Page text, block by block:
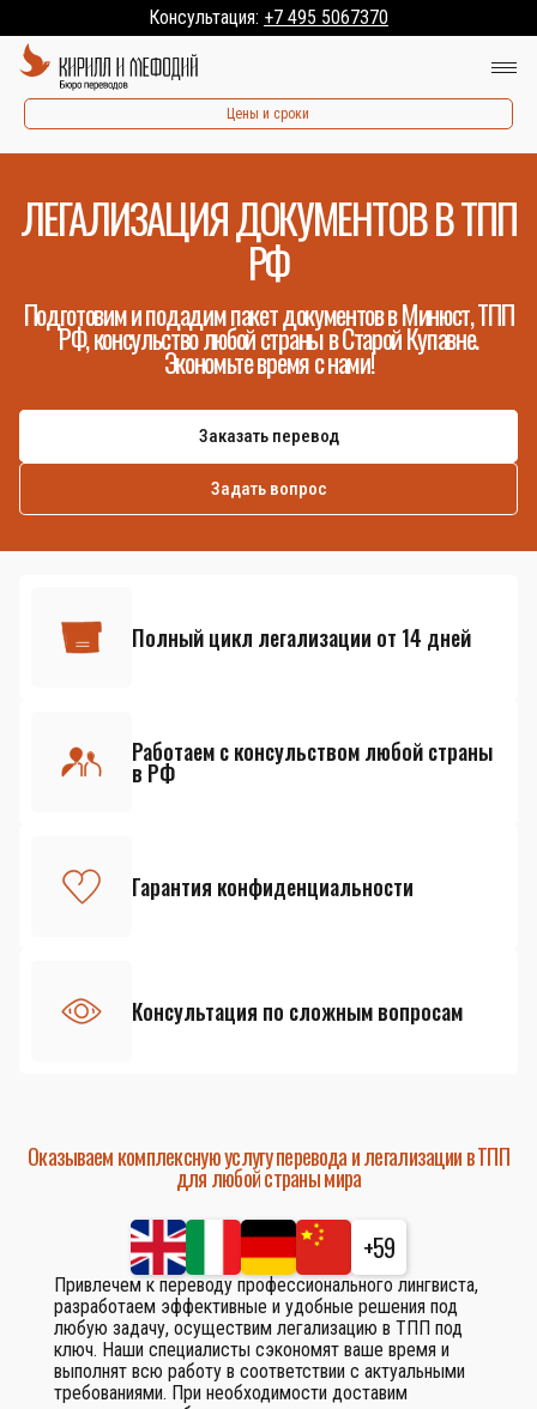
Консультация: +7 495 5067370
Цены и сроки
ЛЕГАЛИЗАЦИЯ ДОКУМЕНТОВ В ТПП
РФ
Подготовим и подадим пакет документов в Минюст, ТПП
РФ, консульство любой страны в Старой Купавне.
Экономьте время с нами!
Заказать перевод
Задать вопрос
Полный цикл легализации от 14 дней
Работаем с консульством любой страны
в РФ
Гарантия конфиденциальности
Консультация по сложным вопросам
Оказываем комплексную услугу перевода и легализации в ТПП
для любой страны мира
+59
Привлечем к переводу профессионального лингвиста,
разработаем эффективные и удобные решения под
любую задачу, осуществим легализацию в ТПП под
ключ. Наши специалисты сэкономят ваше время и
выполнят всю работу в соответствии с актуальными
требованиями. При необходимости доставим